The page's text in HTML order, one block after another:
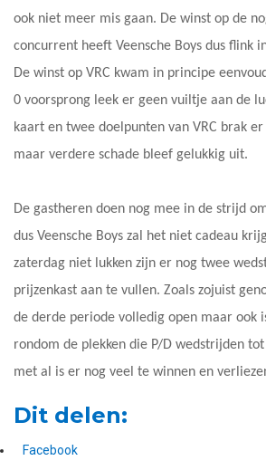
ook niet meer mis gaan. De winst op de
concurrent heeft Veensche Boys dus flink
De winst op VRC kwam in principe
0 voorsprong leek er geen vuiltje aan de
kaart en twee doelpunten van VRC brak
maar verdere schade bleef gelukkig uit.
De gastheren doen nog mee in de strijd
dus Veensche Boys zal het niet cadeau
zaterdag niet lukken zijn er nog twee
prijzenkast aan te vullen. Zoals zojuist
de derde periode volledig open maar ook
rondom de plekken die P/D wedstrijden tot
met al is er nog veel te winnen en
Dit delen:
Facebook